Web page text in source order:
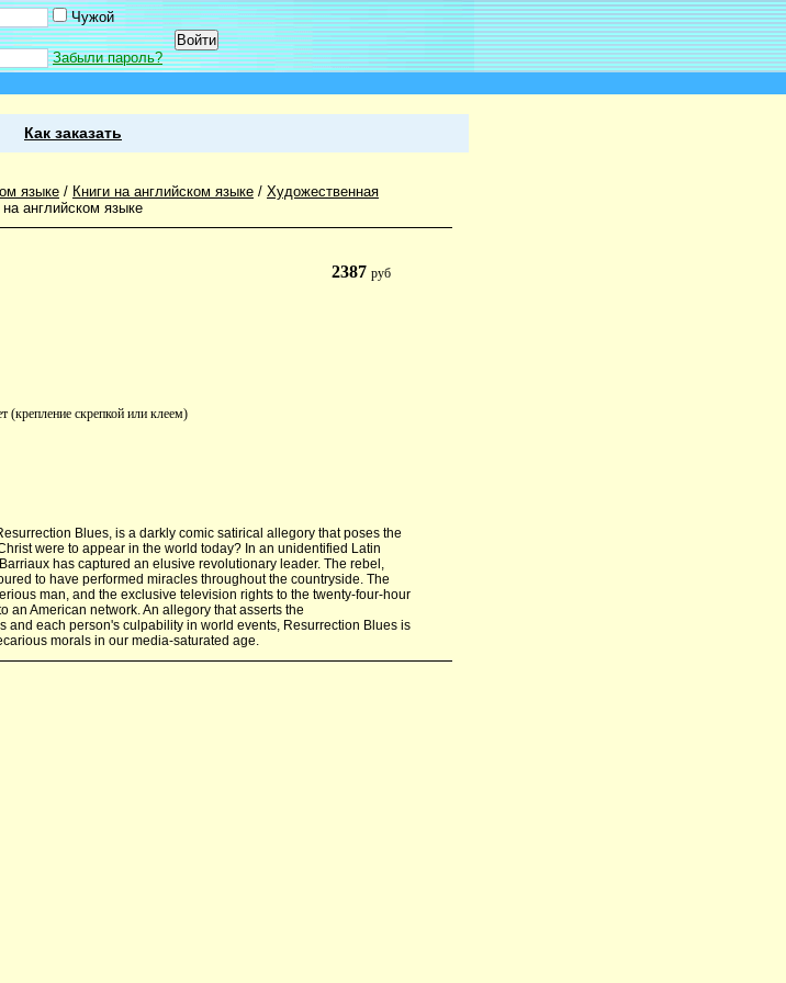
Чужой
Забыли пароль?
Как заказать
языке / Книги на английском языке / Художественная
английском языке
2387руб
(крепление скрепкой или клеем)
Blues, is a darkly comic satirical allegory that poses the
were to appear in the world today? In an unidentified Latin
has captured an elusive revolutionary leader. The rebel,
to have performed miracles throughout the countryside. The
man, and the exclusive television rights to the twenty-four-hour
an American network. An allegory that asserts the
and each person's culpability in world events, Resurrection Blues is
morals in our media-saturated age.